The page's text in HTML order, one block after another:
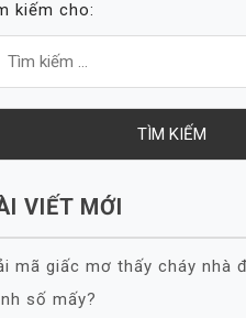
kiếm cho:
VIẾT MỚI
mã giấc mơ thấy cháy nhà
số mấy?